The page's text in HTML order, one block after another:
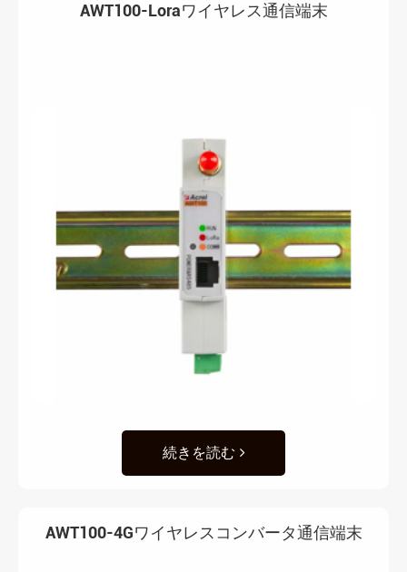
AWT100-Loraワイヤレス通信端末
続きを読む
AWT100-4Gワイヤレスコンバータ通信端末